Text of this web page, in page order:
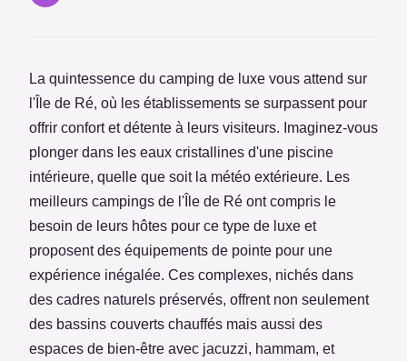
La quintessence du camping de luxe vous attend sur
l'Île de Ré, où les établissements se surpassent pour
offrir confort et détente à leurs visiteurs. Imaginez-vous
plonger dans les eaux cristallines d'une piscine
intérieure, quelle que soit la météo extérieure. Les
meilleurs campings de l'Île de Ré ont compris le
besoin de leurs hôtes pour ce type de luxe et
proposent des équipements de pointe pour une
expérience inégalée. Ces complexes, nichés dans
des cadres naturels préservés, offrent non seulement
des bassins couverts chauffés mais aussi des
espaces de bien-être avec jacuzzi, hammam, et